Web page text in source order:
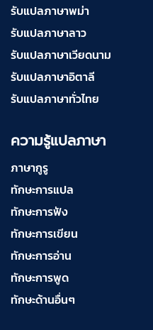
รับแปลภาษาพม่า
รับแปลภาษาลาว
รับแปลภาษาเวียดนาม
รับแปลภาษาอิตาลี
รับแปลภาษาทั่วไทย
ความรู้แปลภาษา
ภาษากูรู
ทักษะการแปล
ทักษะการฟัง
ทักษะการเขียน
ทักษะการอ่าน
ทักษะการพูด
ทักษะด้านอื่นๆ